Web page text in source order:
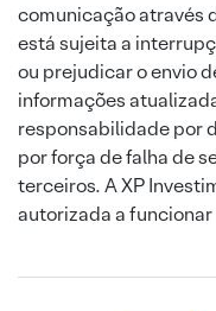
comunicação através
está sujeita a
ou prejudicar o envio
informações
responsabilidade por
por força de falha de
terceiros. A XP
autorizada a